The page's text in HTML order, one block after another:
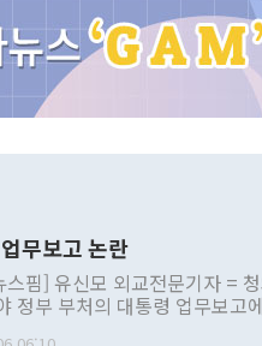
무보고 논란
핌] 유신모 외교전문기자 =
정부 부처의 대통령 업무보고